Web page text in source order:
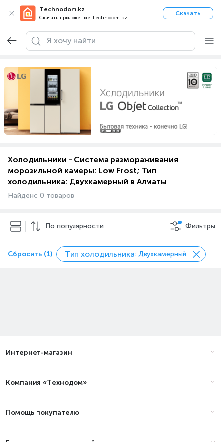
Technodom.kz
Скачать приложение Technodom.kz
Скачать
Холодильники - Система размораживания
морозильной камеры: Low Frost; Тип
холодильника: Двухкамерный в Алматы
Найдено 0 товаров
По популярности Фильтры
Сбросить (1) Тип холодильника: Двухкамерный
Интернет-магазин
Компания «Технодом»
Помощь покупателю